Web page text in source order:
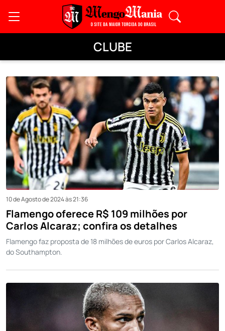
CLUBE
10 de Agosto de 2024 às 21:36
Flamengo oferece R$ 109 milhões por
Carlos Alcaraz; confira os detalhes
Flamengo faz proposta de 18 milhões de euros por Carlos Alcaraz,
do Southampton.